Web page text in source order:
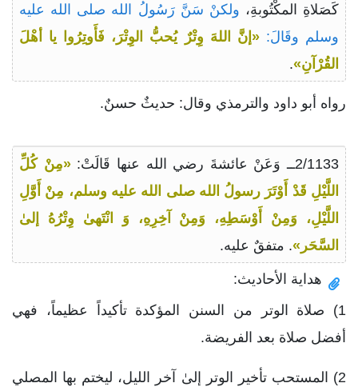
كَصَلاةِ المكْتُوبةِ، ولكنْ سَنَّ رَسُولُ الله صلى الله عليه
وسلم وقَالَ: «إنَّ اللهَ وِتْرٌ يُحبُّ الوِتْرَ، فَأَوتِرُوا يا أهْلَ
القُرْآنِ».
رواه أبو داود والترمذي وقال: حديثٌ حسنٌ.
2/1133ــ وَعَنْ عائشةَ رضي الله عنها قَالَتْ:
«مِنْ كُلِّ
اللَّيْلِ قَدْ أَوْتَرَ رسولُ الله صلى الله عليه وسلم، مِنْ أَوَّلِ
اللَّيْلِ، وَمِنْ أَوْسَطِهِ، وَمِنْ آخِرِهِ، وَ انْتَهىٰ وِتْرُهُ إلىٰ
السَّحَر». متفقٌ عليه.
هداية الأحاديث:
1) صلاة الوتر من السنن المؤكدة تأكيداً عظيماً، فهي
أفضل صلاة بعد الفريضة.
2) المستحب تأخير الوتر إلىٰ آخر الليل، ليختم بها المصلي